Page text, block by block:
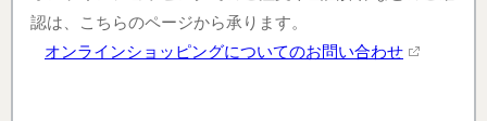
認は、こちらのページから承ります。
オンラインショッピングについてのお問い合わせ